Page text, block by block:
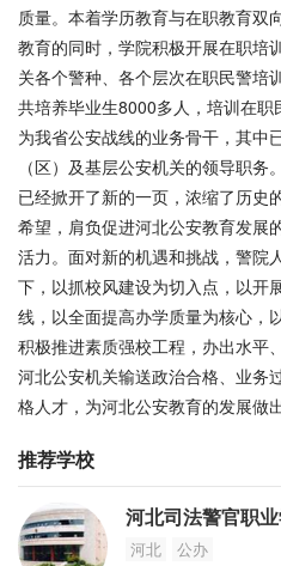
质量。本着学历教育与在职教育双
教育的同时，学院积极开展在职培
关各个警种、各个层次在职民警培
共培养毕业生8000多人，培训在
为我省公安战线的业务骨干，其中
（区）及基层公安机关的领导职
已经掀开了新的一页，浓缩了历史
希望，肩负促进河北公安教育发展
活力。面对新的机遇和挑战，警院
下，以抓校风建设为切入点，以开
线，以全面提高办学质量为核心，
积极推进素质强校工程，办出水平
河北公安机关输送政治合格、业务
格人才，为河北公安教育的发展做
推荐学校
河北司法警官职
河北
公办